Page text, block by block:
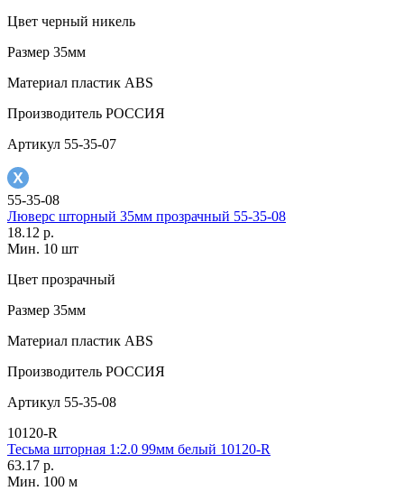
Цвет черный никель
Размер 35мм
Материал пластик АВS
Производитель РОССИЯ
Артикул 55-35-07
55-35-08
Люверс шторный 35мм прозрачный 55-35-08
18.12 р.
Мин. 10 шт
Цвет прозрачный
Размер 35мм
Материал пластик АВS
Производитель РОССИЯ
Артикул 55-35-08
10120-R
Тесьма шторная 1:2.0 99мм белый 10120-R
63.17 р.
Мин. 100 м